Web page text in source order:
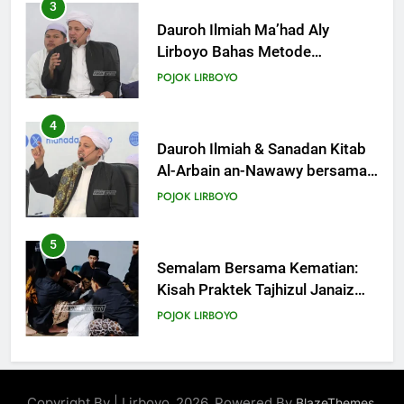
4
Dauroh Ilmiah & Sanadan Kitab
Al-Arbain an-Nawawy bersama
As-Syaikh Dr. Yasir Al-Adny
POJOK LIRBOYO
5
Semalam Bersama Kematian:
Kisah Praktek Tajhizul Janaiz
Siswa III Aliyah
POJOK LIRBOYO
6
Di Balik Dinginnya Malam
Lirboyo, Santri Kelas III Aliyah
Belajar Praktik Tajhizul Janaiz
POJOK LIRBOYO
7